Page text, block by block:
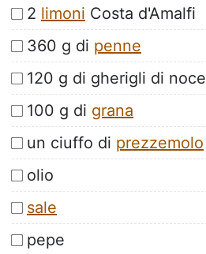
2 limoni Costa d'Amalfi
360 g di penne
120 g di gherigli di noce
100 g di grana
un ciuffo di prezzemolo
olio
sale
pepe